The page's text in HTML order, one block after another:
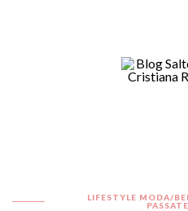
LIFESTYLE MODA/